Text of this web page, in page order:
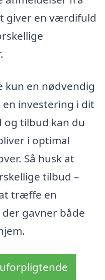
giver en værdifuld
kun en nødvendig
investering i dit
og tilbud kan du
i optimal
Så husk at
tilbud –
træffe en
gavner både